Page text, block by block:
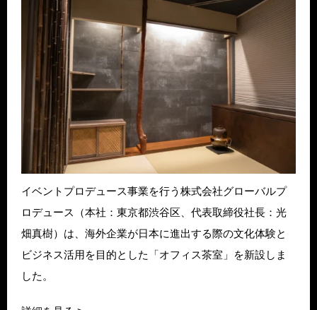
イベントプロデュース事業を行う株式会社グローバルプ
ロデュース（本社：東京都渋谷区、代表取締役社長：光
畑真樹）は、海外企業が日本に進出する際の文化体験と
ビジネス活用を目的とした「オフィス茶室」を新設しま
した。